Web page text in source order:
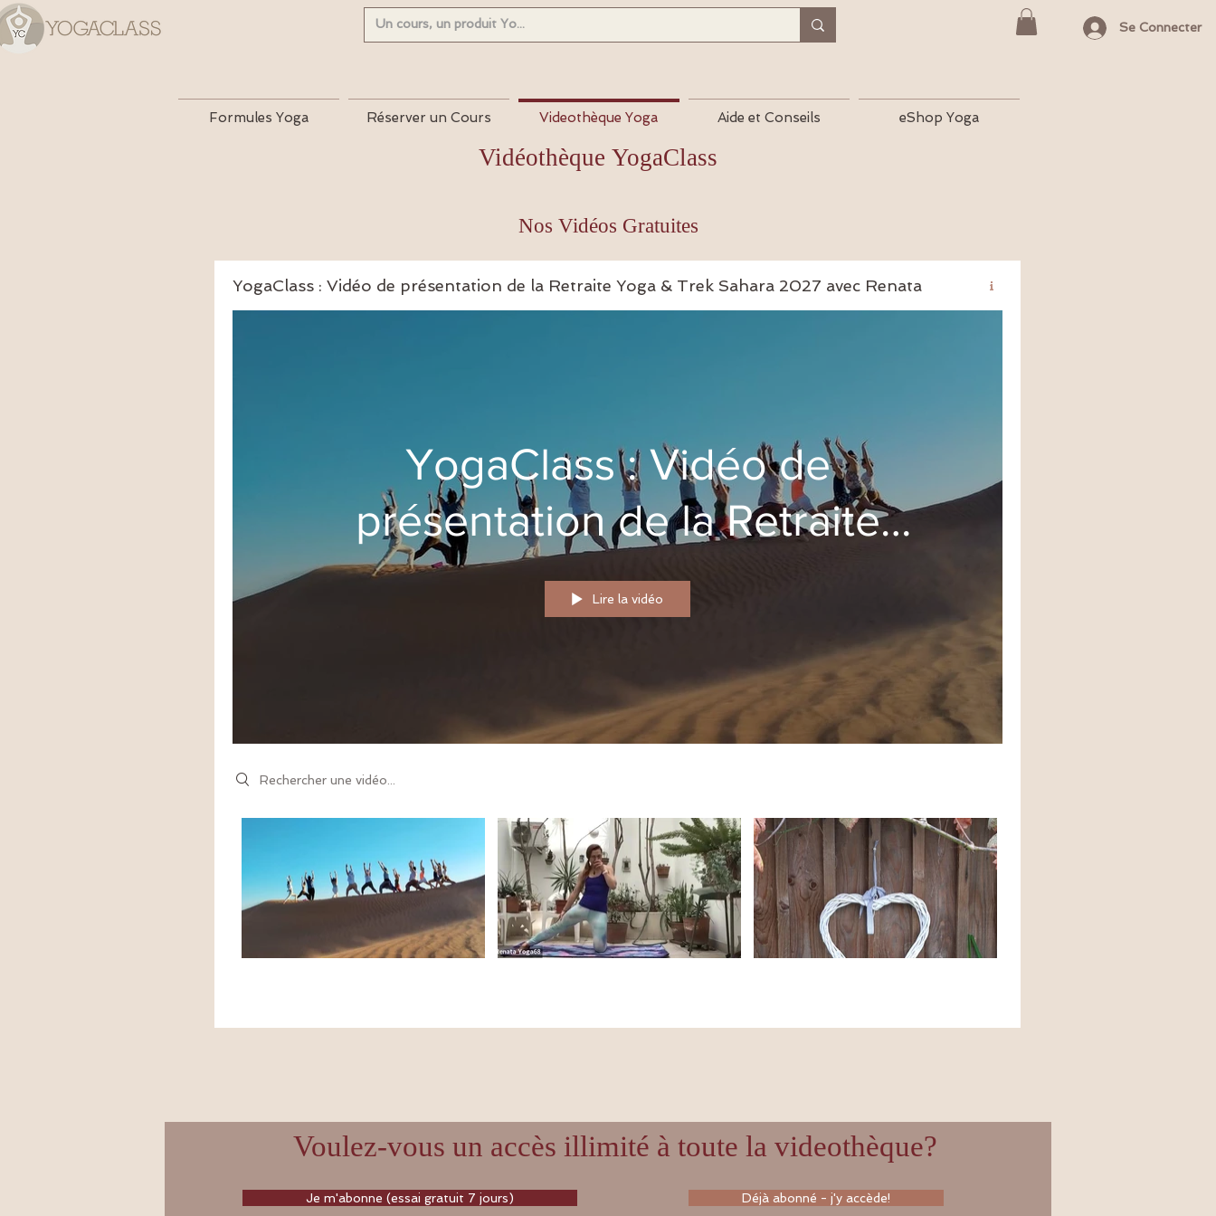
Se Connecter
Formules Yoga Réserver un Cours Videothèque Yoga Aide et Conseils eShop Yoga
Vidéothèque YogaClass
Nos Vidéos Gratuites
YogaClass : Vidéo de présentation de la Retraite Yoga & Trek Sahara 2027 avec Renata
YogaClass : Vidéo de
présentation de la Retraite
Yoga & Trek Sahara 2027
avec Renata
Lire la vidéo
Search videos
Voulez-vous un accès illimité à toute la videothèque?
Je m'abonne (essai gratuit 7 jours) Déjà abonné - j'y accède!